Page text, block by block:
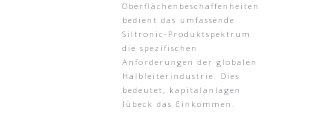
Oberflächenbeschaffenheiten
bedient das umfassende
Siltronic-Produktspektrum
die spezifischen
Anforderungen der globalen
Halbleiterindustrie. Dies
bedeutet, kapitalanlagen
lübeck das Einkommen.